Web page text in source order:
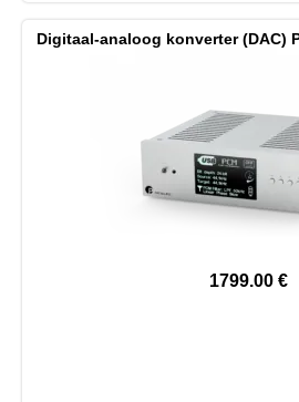
Digitaal-analoog konverter (DAC)
1799.00 €